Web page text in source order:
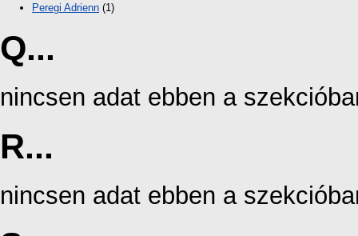
Peregi Adrienn (1)
Q...
nincsen adat ebben a
R...
nincsen adat ebben a